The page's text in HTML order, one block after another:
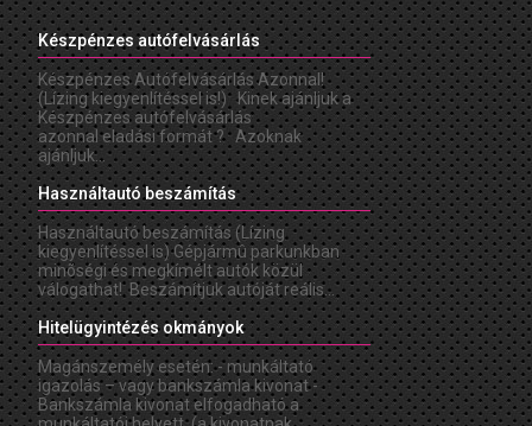
Készpénzes autófelvásárlás
Készpénzes Autófelvásárlás Azonnal!
(Lízing kiegyenlítéssel is!) Kinek ajánljuk a
Készpénzes autófelvásárlás
azonnal eladási formát ? Azoknak
ajánljuk...
Használtautó beszámítás
Használtautó beszámítás (Lízing
kiegyenlítéssel is) Gépjármû parkunkban
minõségi és megkímélt autók közül
válogathat! Beszámítjuk autóját reális...
Hitelügyintézés okmányok
Magánszemély esetén: - munkáltató
igazolás – vagy bankszámla kivonat -
Bankszámla kivonat elfogadható a